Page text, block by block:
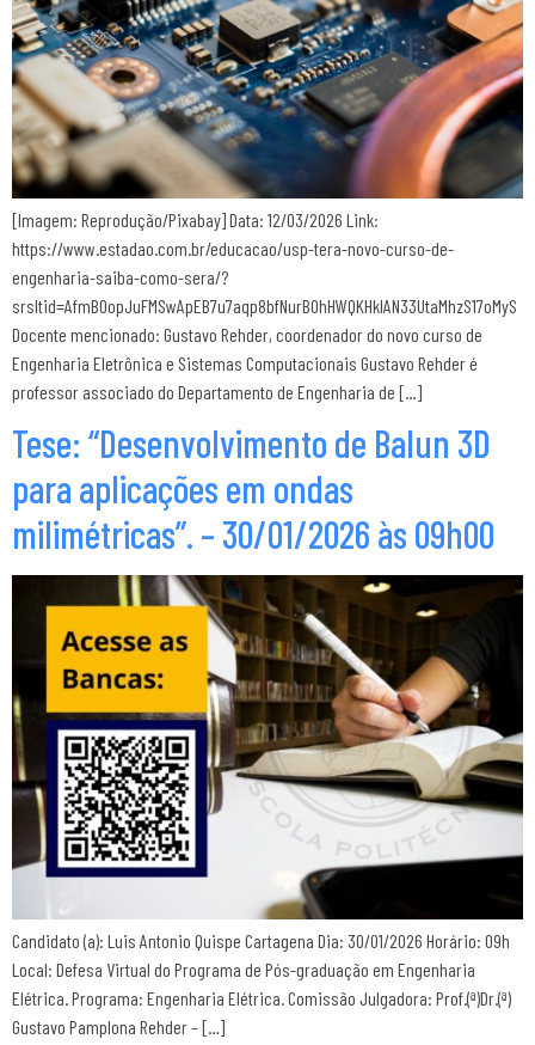
[Imagem: Reprodução/Pixabay] Data: 12/03/2026 Link:
https://www.estadao.com.br/educacao/usp-tera-novo-curso-de-
engenharia-saiba-como-sera/?
srsltid=AfmBOopJuFMSwApEB7u7aqp8bfNurBOhHWQKHklAN33UtaMhzS17oMyS
Docente mencionado: Gustavo Rehder, coordenador do novo curso de
Engenharia Eletrônica e Sistemas Computacionais Gustavo Rehder é
professor associado do Departamento de Engenharia de […]
Tese: “Desenvolvimento de Balun 3D
para aplicações em ondas
milimétricas”. – 30/01/2026 às 09h00
Candidato (a): Luis Antonio Quispe Cartagena Dia: 30/01/2026 Horário: 09h
Local: Defesa Virtual do Programa de Pós-graduação em Engenharia
Elétrica. Programa: Engenharia Elétrica. Comissão Julgadora: Prof.(ª)Dr.(ª)
Gustavo Pamplona Rehder – […]